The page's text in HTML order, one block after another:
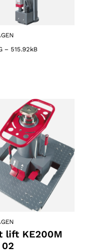
– 515.92kB
lift KE200M
02